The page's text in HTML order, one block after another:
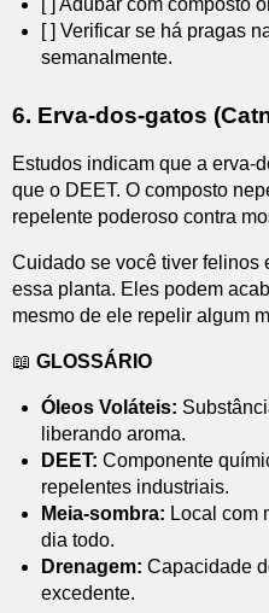
[ ] Adubar com composto
[ ] Verificar se há pragas
semanalmente.
6. Erva-dos-gatos
Estudos indicam que a erva-
que o DEET. O composto
repelente poderoso contra
Cuidado se você tiver felinos
essa planta. Eles podem
mesmo de ele repelir algum
📖 GLOSSÁRIO
Óleos Voláteis:
liberando aroma.
DEET: Componente
repelentes industriais.
Meia-sombra: Local com
dia todo.
Drenagem: Capacidade
excedente.